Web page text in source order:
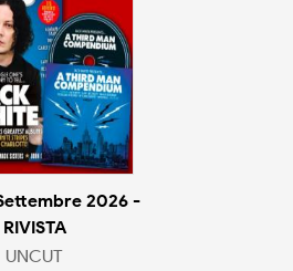
2026 -
RIVISTA
UNCUT